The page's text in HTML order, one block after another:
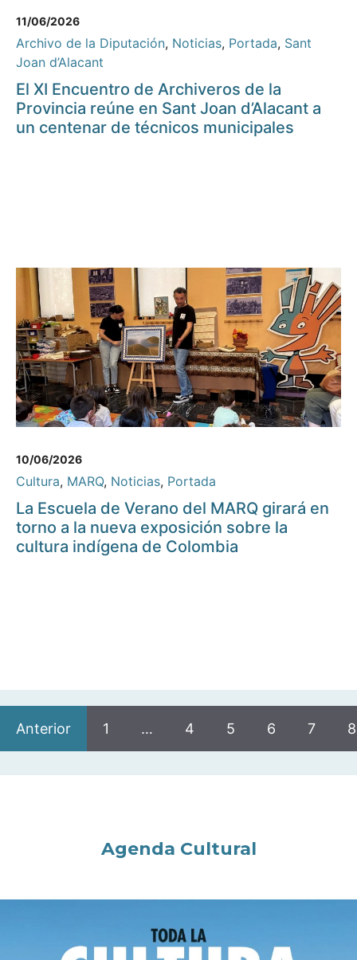
11/06/2026
Archivo de la Diputación, Noticias, Portada, Sant
Joan d’Alacant
El XI Encuentro de Archiveros de la
Provincia reúne en Sant Joan d’Alacant a
un centenar de técnicos municipales
10/06/2026
Cultura, MARQ, Noticias, Portada
La Escuela de Verano del MARQ girará en
torno a la nueva exposición sobre la
cultura indígena de Colombia
Anterior 1 … 4 5 6 7 8
Agenda Cultural